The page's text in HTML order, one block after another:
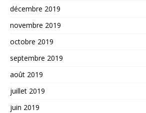
décembre 2019
novembre 2019
octobre 2019
septembre 2019
août 2019
juillet 2019
juin 2019